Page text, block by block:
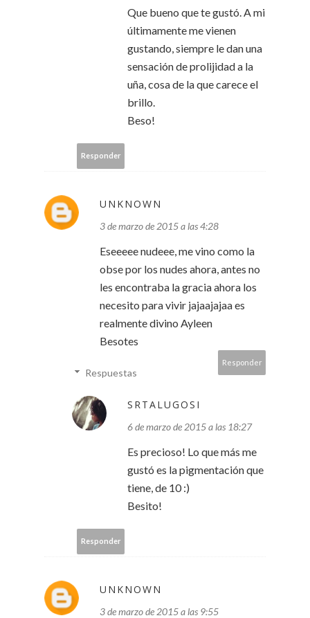
Que bueno que te gustó. A mi
últimamente me vienen
gustando, siempre le dan una
sensación de prolijidad a la
uña, cosa de la que carece el
brillo.
Beso!
Responder
UNKNOWN
3 de marzo de 2015 a las 4:28
Eseeeee nudeee, me vino como la
obse por los nudes ahora, antes no
les encontraba la gracia ahora los
necesito para vivir jajaajajaa es
realmente divino Ayleen
Besotes
Responder
Respuestas
SRTALUGOSI
6 de marzo de 2015 a las 18:27
Es precioso! Lo que más me
gustó es la pigmentación que
tiene, de 10 :)
Besito!
Responder
UNKNOWN
3 de marzo de 2015 a las 9:55